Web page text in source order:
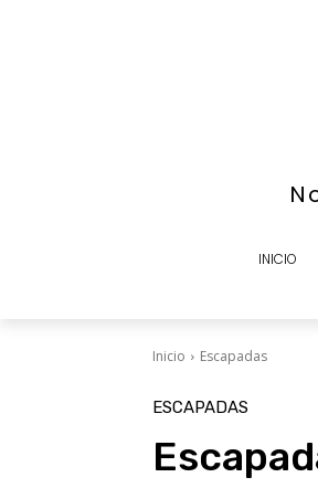
INICIO
Inicio Escapadas
ESCAPADAS